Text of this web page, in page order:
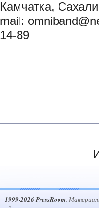
Камчатка,
mail:
14-89
1999-2026 PressRoom.